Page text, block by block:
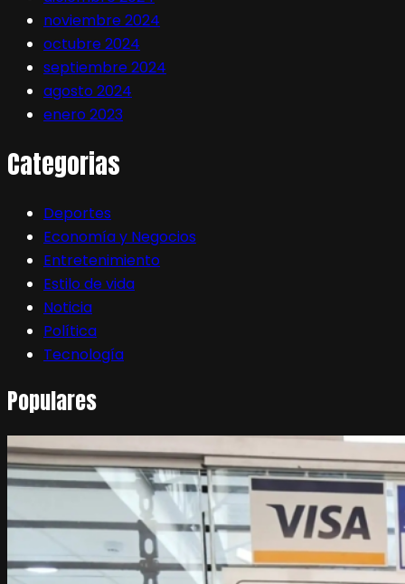
noviembre 2024
octubre 2024
septiembre 2024
agosto 2024
enero 2023
Categorias
Deportes
Economía y Negocios
Entretenimiento
Estilo de vida
Noticia
Política
Tecnología
Populares